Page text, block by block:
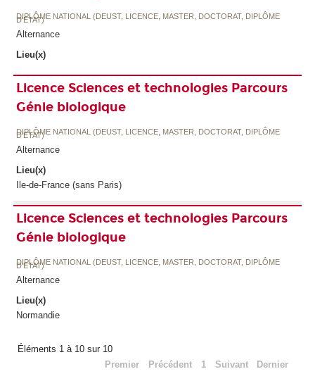
DIPLÔME NATIONAL (DEUST, LICENCE, MASTER, DOCTORAT, DIPLÔME
D'ETAT)
Alternance
Lieu(x)
Licence Sciences et technologies Parcours
Génie biologique
DIPLÔME NATIONAL (DEUST, LICENCE, MASTER, DOCTORAT, DIPLÔME
D'ETAT)
Alternance
Lieu(x)
Ile-de-France (sans Paris)
Licence Sciences et technologies Parcours
Génie biologique
DIPLÔME NATIONAL (DEUST, LICENCE, MASTER, DOCTORAT, DIPLÔME
D'ETAT)
Alternance
Lieu(x)
Normandie
Éléments 1 à 10 sur 10
Premier
Précédent 1 Suivant Dernier